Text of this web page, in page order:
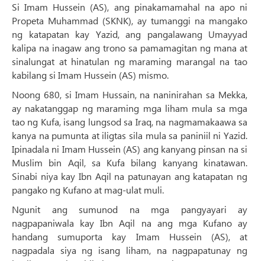
Si Imam Hussein (AS), ang pinakamamahal na apo ni
Propeta Muhammad (SKNK), ay tumanggi na mangako
ng katapatan kay Yazid, ang pangalawang Umayyad
kalipa na inagaw ang trono sa pamamagitan ng mana at
sinalungat at hinatulan ng maraming marangal na tao
kabilang si Imam Hussein (AS) mismo.
Noong 680, si Imam Hussain, na naninirahan sa Mekka,
ay nakatanggap ng maraming mga liham mula sa mga
tao ng Kufa, isang lungsod sa Iraq, na nagmamakaawa sa
kanya na pumunta at iligtas sila mula sa paniniil ni Yazid.
Ipinadala ni Imam Hussein (AS) ang kanyang pinsan na si
Muslim bin Aqil, sa Kufa bilang kanyang kinatawan.
Sinabi niya kay Ibn Aqil na patunayan ang katapatan ng
pangako ng Kufano ​​at mag-ulat muli.
Ngunit ang sumunod na mga pangyayari ay
nagpapaniwala kay Ibn Aqil na ang mga Kufano ​​ay
handang sumuporta kay Imam Hussein (AS), at
nagpadala siya ng isang liham, na nagpapatunay ng